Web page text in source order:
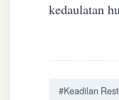
kedaulatan
#Keadilan